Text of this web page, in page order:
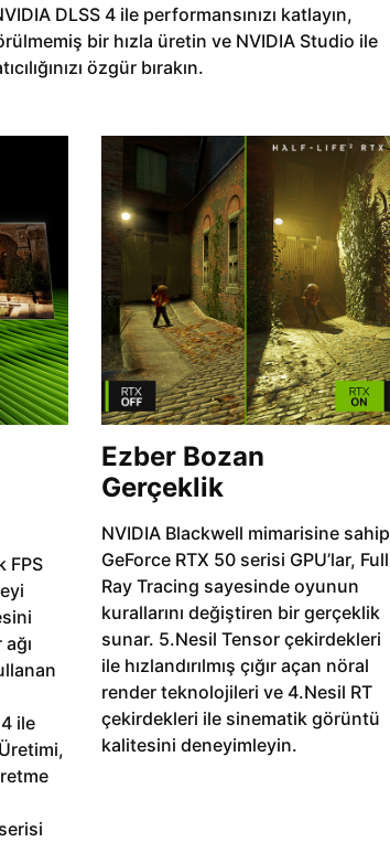
DLSS 4 ile performansınızı katlayın,
bir hızla üretin ve NVIDIA Studio ile
özgür bırakın.
FPS
ile
Ezber Bozan
Gerçeklik
NVIDIA Blackwell mimarisine sahip
GeForce RTX 50 serisi GPU’lar, Full
Ray Tracing sayesinde oyunun
kurallarını değiştiren bir gerçeklik
sunar. 5.Nesil Tensor çekirdekleri
ile hızlandırılmış çığır açan nöral
render teknolojileri ve 4.Nesil RT
çekirdekleri ile sinematik görüntü
kalitesini deneyimleyin.